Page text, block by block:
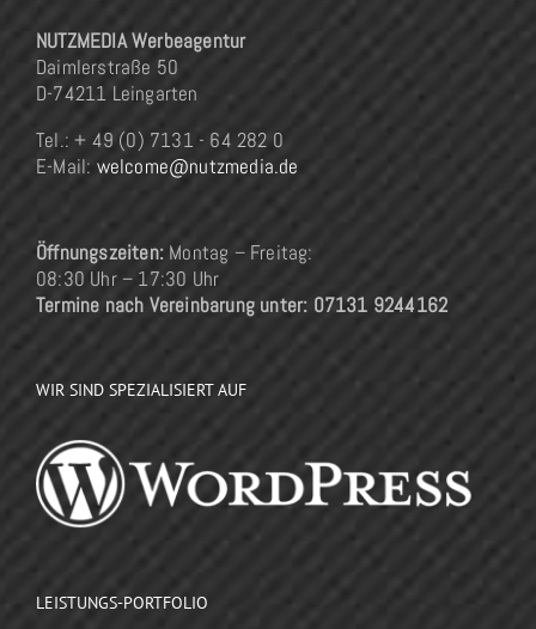
NUTZMEDIA Werbeagentur
Daimlerstraße 50
D-74211 Leingarten
Tel.: + 49 (0) 7131 - 64 282 0
E-Mail: welcome@nutzmedia.de
Öffnungszeiten: Montag – Freitag:
08:30 Uhr – 17:30 Uhr
Termine nach Vereinbarung unter: 07131 9244162
WIR SIND SPEZIALISIERT AUF
LEISTUNGS-PORTFOLIO